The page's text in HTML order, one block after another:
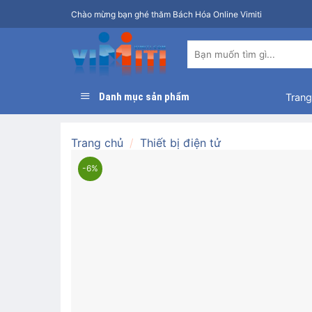
qua
Chào mừng bạn ghé thăm Bách Hóa Online Vimiti
kiếm:
Danh mục sản phẩm
Trang chủ / Thiết bị điện tử
-6%